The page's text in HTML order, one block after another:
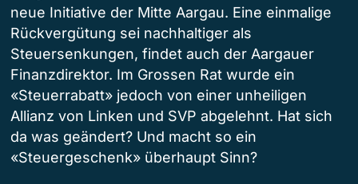
neue Initiative der Mitte Aargau. Eine einmalige
Rückvergütung sei nachhaltiger als
Steuersenkungen, findet auch der Aargauer
Finanzdirektor. Im Grossen Rat wurde ein
«Steuerrabatt» jedoch von einer unheiligen
Allianz von Linken und SVP abgelehnt. Hat sich
da was geändert? Und macht so ein
«Steuergeschenk» überhaupt Sinn?